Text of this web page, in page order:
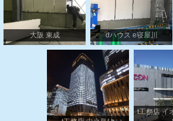
大阪 東成 dハウス e寝屋川
t工務店 イ